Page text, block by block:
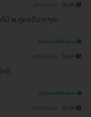
ดูรีวิวต้นฉบับ
ที่นี่ พ.ดูแลดีมากๆคะ
รีวิวสถานที่ให้บริการ 🏥
ดูรีวิวต้นฉบับ
กดี
รีวิวสถานที่ให้บริการ 🏥
ดูรีวิวต้นฉบับ